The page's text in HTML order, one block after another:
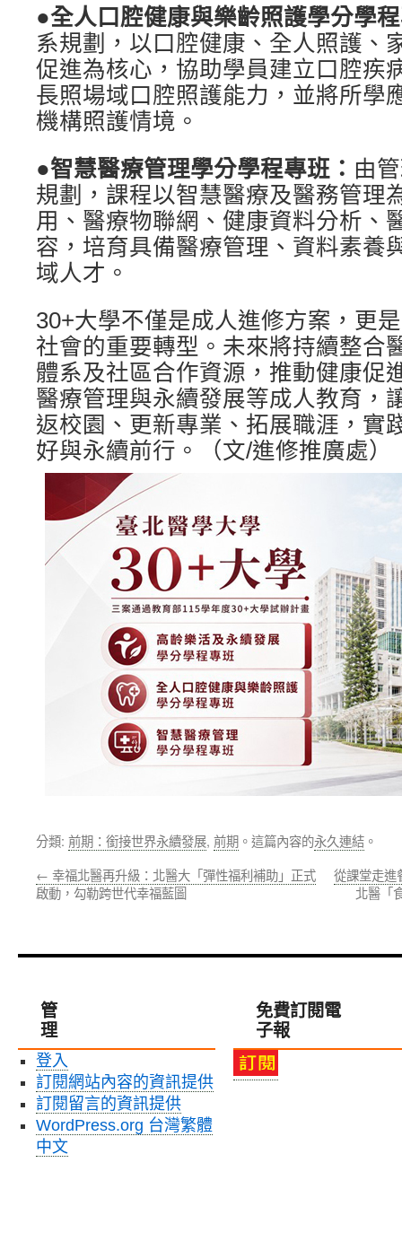
●全人口腔健康與樂齡照護學分學
系規劃，以口腔健康、全人照護、
促進為核心，協助學員建立口腔疾
長照場域口腔照護能力，並將所學
機構照護情境。
●智慧醫療管理學分學程專班： 由
規劃，課程以智慧醫療及醫務管理
用、醫療物聯網、健康資料分析、
容，培育具備醫療管理、資料素養
域人才。
30+大學不僅是成人進修方案，更
社會的重要轉型。未來將持續整合
體系及社區合作資源，推動健康促
醫療管理與永續發展等成人教育，
返校園、更新專業、拓展職涯，實
好與永續前行。（文/進修推廣處）
分類: 前期：銜接世界永續發展, 前期 。這篇內容的永久連結 。
← 幸福北醫再升級：北醫大「彈性福利補助」正式
啟動，勾勒跨世代幸福藍圖
從課堂走進
北醫「
管
理
登入
訂閱網站內容的資訊提供
訂閱留言的資訊提供
WordPress.org 台灣繁體
中文
免費訂閱電
子報